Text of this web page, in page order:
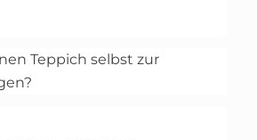
Teppich selbst zur